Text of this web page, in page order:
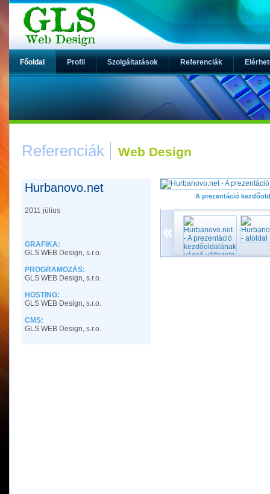
Főoldal Profil Szolgáltatások Referenciák
Referenciák Web Design
Hurbanovo.net
2011 július
GRAFIKA:
GLS WEB Design, s.r.o.
PROGRAMOZÁS:
GLS WEB Design, s.r.o.
HOSTING:
GLS WEB Design, s.r.o.
CMS:
GLS WEB Design, s.r.o.
A prezentáció